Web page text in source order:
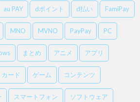
au PAY dポイント d払い FamiPay
MNO MVNO PayPay PC
まとめ アニメ アプリ
ード ゲーム コンテンツ
スマートフォン ソフトウェア